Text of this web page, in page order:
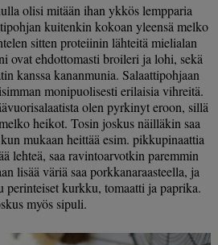
olisi mitään ihan ykkös lempparia
kuitenkin kokoan yleensä melko
sitten proteiinin lähteitä mielialan
ovat ehdottomasti broileri ja lohi, sekä
kanssa kananmunia. Salaattipohjaan
monipuolisesti erilaisia vihreitä.
olen pyrkinyt eroon, sillä
heikot. Tosin joskus näilläkin saa
mukaan heittää esim. pikkupinaattia
lehteä, saa ravintoarvotkin paremmin
lisää väriä saa porkkanaraasteella, ja
perinteiset kurkku, tomaatti ja paprika.
myös sipuli.